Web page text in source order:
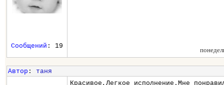
Сообщений : 19
Автор : таня
Красивое,Легкое исполнение.Мне